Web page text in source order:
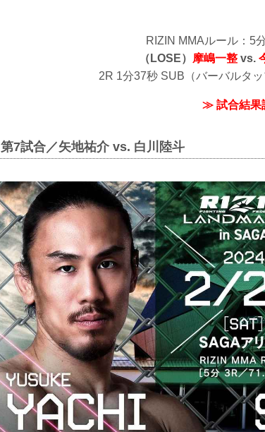
RIZIN MMAルール：5
（LOSE） 摩嶋一整vs.
2R 1分37秒 SUB（バーバルタッ
≫ 試合結果
第7試合／矢地祐介 vs. 白川陸斗